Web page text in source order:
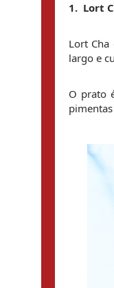
1. Lort
Lort
largo e
O prato